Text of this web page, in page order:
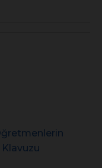
Klavuzu